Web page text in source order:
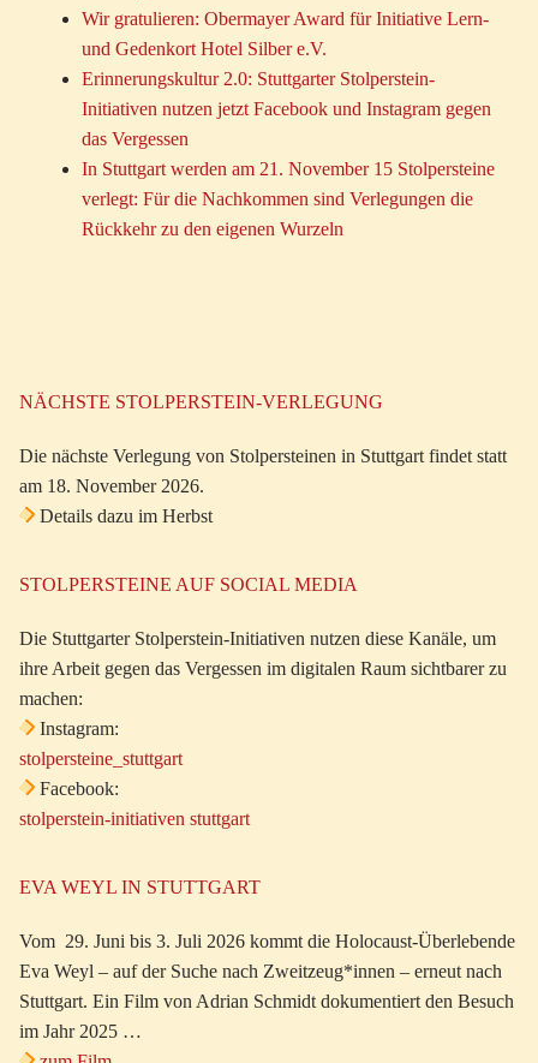
Wir gratulieren: Obermayer Award für Initiative Lern-
und Gedenkort Hotel Silber e.V.
Erinnerungskultur 2.0: Stuttgarter Stolperstein-
Initiativen nutzen jetzt Facebook und Instagram gegen
das Vergessen
In Stuttgart werden am 21. November 15 Stolpersteine
verlegt: Für die Nachkommen sind Verlegungen die
Rückkehr zu den eigenen Wurzeln
NÄCHSTE STOLPERSTEIN-VERLEGUNG
Die nächste Verlegung von Stolpersteinen in Stuttgart findet statt
am 18. November 2026.
Details dazu im Herbst
STOLPERSTEINE AUF SOCIAL MEDIA
Die Stuttgarter Stolperstein-Initiativen nutzen diese Kanäle, um
ihre Arbeit gegen das Vergessen im digitalen Raum sichtbarer zu
machen:
Instagram:
stolpersteine_stuttgart
Facebook:
stolperstein-initiativen stuttgart
EVA WEYL IN STUTTGART
Vom 29. Juni bis 3. Juli 2026 kommt die Holocaust-Überlebende
Eva Weyl – auf der Suche nach Zweitzeug*innen – erneut nach
Stuttgart. Ein Film von Adrian Schmidt dokumentiert den Besuch
im Jahr 2025 …